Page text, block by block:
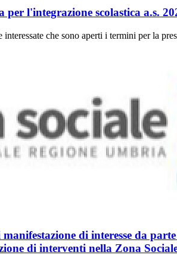
per l'integrazione scolastica a.s.
che sono aperti i termini per la
di interesse da
di interventi nella Zona